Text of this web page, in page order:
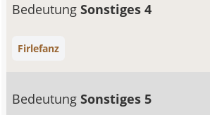
BedeutungSonstiges 4
Firlefanz
BedeutungSonstiges 5